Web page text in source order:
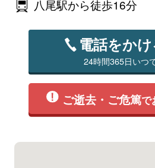
八尾駅から徒歩16分
電話をかけ
24時間365日いつ
ご逝去・ご危篤で